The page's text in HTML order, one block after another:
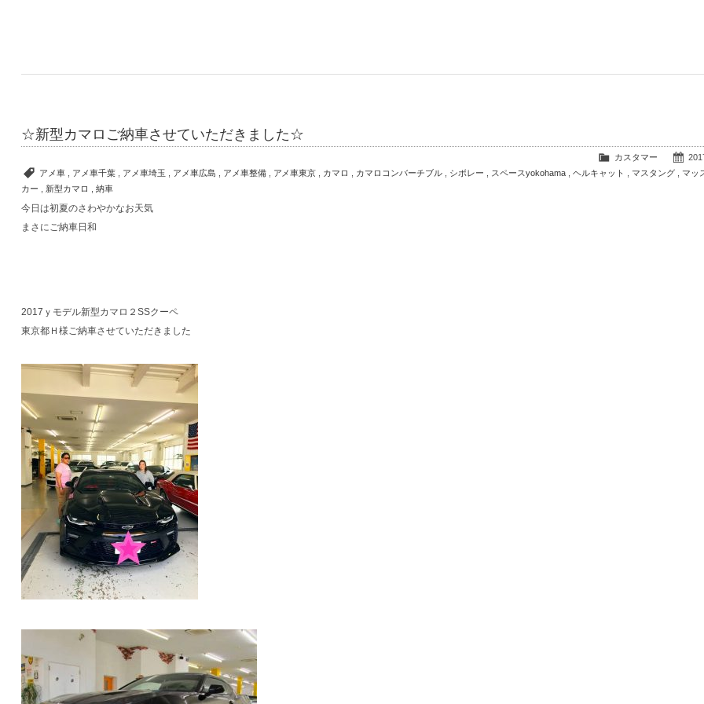
☆新型カマロご納車させていただきました☆
カスタマー
アメ車, アメ車千葉, アメ車埼玉 アメ車広島 アメ車整備, アメ車東京 カマロ カマロコンバーチブル シボレー スペースyokohama ヘルキャット マスタング,
マッ
カー
新型カマロ 納車
今日は初夏のさわやかなお天気
まさにご納車日和
2017ｙモデル新型カマロ２SSクーペ
東京都Ｈ様ご納車させていただきました